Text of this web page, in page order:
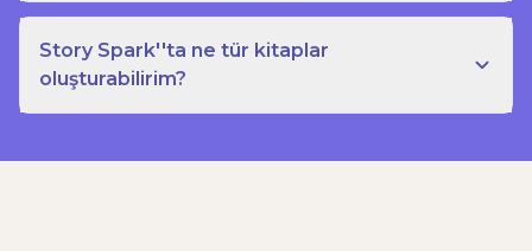
Story Spark''ta ne tür kitaplar
oluşturabilirim?